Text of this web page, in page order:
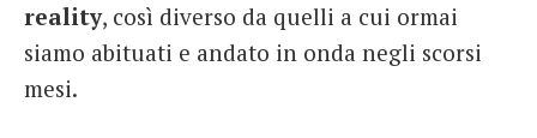
reality, così diverso da quelli a cui ormai
siamo abituati e andato in onda negli scorsi
mesi.